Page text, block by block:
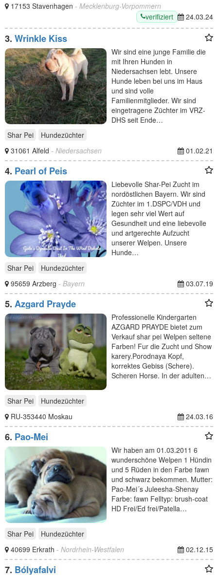
17153 Stavenhagen - Mecklenburg-Vorpommern
verifiziert
24.03.24
3. Wrinkle Kiss
Wir sind eine junge Familie die
mit Ihren Hunden in
Niedersachsen lebt. Unsere
Hunde leben bei uns im Haus
und sind volle
Familienmitglieder. Wir sind
eingetragene Züchter im VRZ-
DHS seit Ende…
Shar Pei
Hundezüchter
31061 Alfeld - Niedersachsen 01.02.21
4. Pearl of Peis
Liebevolle Shar-Pei Zucht im
nordöstlichen Bayern. Wir sind
Züchter im 1.DSPC/VDH und
legen sehr viel Wert auf
Gesundheit und eine liebevolle
und artgerechte Aufzucht
unserer Welpen. Unsere
Hunde…
Shar Pei
Hundezüchter
95659 Arzberg - Bayern 03.07.19
5. Azgard Prayde
Professionelle Kindergarten
AZGARD PRAYDE bietet zum
Verkauf shar pei Welpen seltene
Farben! Fur die Zucht und Show
karery.Porodnaya Kopf,
korrektes Gebiss (Schere).
Scheren Horse. In der adulten…
Shar Pei
Hundezüchter
RU-353440 Moskau
24.03.16
6. Pao-Mei
Wir haben am 01.03.2011 6
wunderschöne Welpen 1 Hündin
und 5 Rüden in den Farbe fawn
und schwarz bekommen. Mutter:
Pao-Mei´s Juleesha-Shenay
Farbe: fawn Felltyp: brush-coat
HD Frei/Ed frei/Patella…
Shar Pei
Hundezüchter
40699 Erkrath - Nordrhein-Westfalen 02.12.15
7. Bólyafalvi